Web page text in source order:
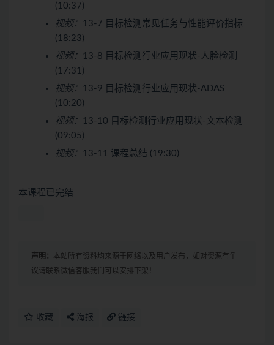
(10:37)
视频：
13-7 目标检测常见任务与性能评价指标
(18:23)
视频：
13-8 目标检测行业应用现状-人脸检测
(17:31)
视频：
13-9 目标检测行业应用现状-ADAS
(10:20)
视频：
13-10 目标检测行业应用现状-文本检测
(09:05)
视频：
13-11 课程总结 (19:30)
本课程已完结
声明： 本站所有资料均来源于网络以及用户发布，如对资源有争
议请联系微信客服我们可以安排下架！
收藏 海报 链接